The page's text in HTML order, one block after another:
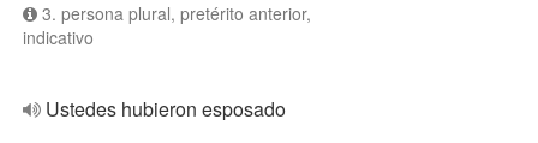
3. persona plural, pretérito anterior,
indicativo
Ustedes hubieron esposado